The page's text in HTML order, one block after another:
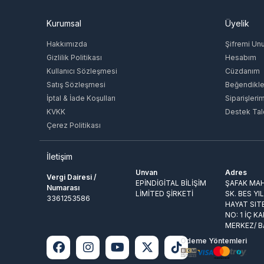
Kurumsal
Hakkımızda
Gizlilik Politikası
Kullanıcı Sözleşmesi
Satış Sözleşmesi
İptal & İade Koşulları
KVKK
Çerez Politikası
Üyelik
Şifremi
Hesabım
Cüzdanım
Siparişlerim
Destek
İletişim
Vergi Dairesi /
Numarası
3361253586
Unvan
EPİNDİGİTAL BİLİŞİM
LİMİTED ŞİRKETİ
Adres
ŞAFAK
SK. BES
HAYAT
NO: 1 İÇ
MERKEZ/
Ödeme Yöntemleri